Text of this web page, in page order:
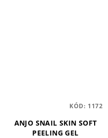
ANJO SNAIL SKIN SOFT
PEELING GEL
KÓD: 1172